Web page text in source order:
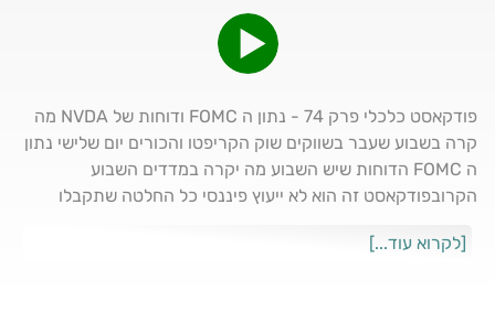
פודקאסט כלכלי פרק 74 - נתון ה FOMC ודוחות של NVDA מה
קרה בשבוע שעבר בשווקים שוק הקריפטו והכורים יום שלישי נתון
ה FOMC הדוחות שיש השבוע מה יקרה במדדים השבוע
הקרובפודקאסט זה הוא לא ייעוץ פיננסי כל החלטה שתקבלו
#בורסה #מניות #אישהמניות
[לקרוא עוד...]